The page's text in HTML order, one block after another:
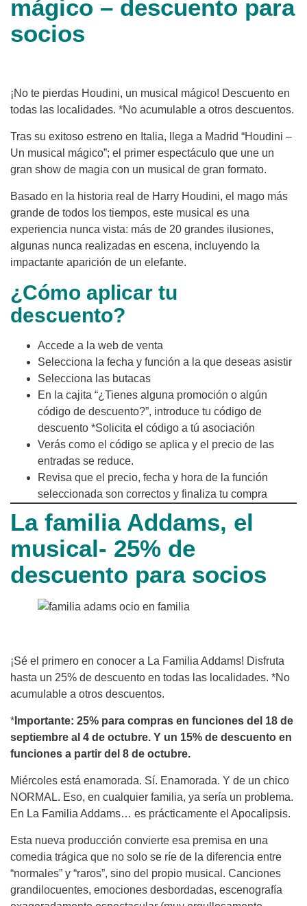
mágico – descuento para
socios
¡No te pierdas Houdini, un musical mágico! Descuento en
todas las localidades. *No acumulable a otros descuentos.
Tras su exitoso estreno en Italia, llega a Madrid “Houdini –
Un musical mágico”; el primer espectáculo que une un
gran show de magia con un musical de gran formato.
Basado en la historia real de Harry Houdini, el mago más
grande de todos los tiempos, este musical es una
experiencia nunca vista: más de 20 grandes ilusiones,
algunas nunca realizadas en escena, incluyendo la
impactante aparición de un elefante.
¿Cómo aplicar tu
descuento?
Accede a la web de venta
Selecciona la fecha y función a la que deseas asistir
Selecciona las butacas
En la cajita “¿Tienes alguna promoción o algún
código de descuento?”, introduce tu código de
descuento *Solicita el código a tú asociación
Verás como el código se aplica y el precio de las
entradas se reduce.
Revisa que el precio, fecha y hora de la función
seleccionada son correctos y finaliza tu compra
La familia Addams, el
musical- 25% de
descuento para socios
¡Sé el primero en conocer a La Familia Addams! Disfruta
hasta un 25% de descuento en todas las localidades. *No
acumulable a otros descuentos.
* Importante: 25% para compras en funciones del 18 de
septiembre al 4 de octubre. Y un 15% de descuento en
funciones a partir del 8 de octubre.
Miércoles está enamorada. Sí. Enamorada. Y de un chico
NORMAL. Eso, en cualquier familia, ya sería un problema.
En La Familia Addams… es prácticamente el Apocalipsis.
Esta nueva producción convierte esa premisa en una
comedia trágica que no solo se ríe de la diferencia entre
“normales” y “raros”, sino del propio musical. Canciones
grandilocuentes, emociones desbordadas, escenografía